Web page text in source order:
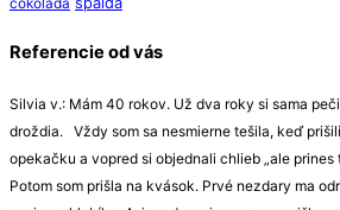
čokoláda
Referencie od vás
Silvia v.: Mám 40 rokov. Už dva roky si sama
droždia. Vždy som sa nesmierne tešila, keď
opekačku a vopred si objednali chlieb „ale prines
Potom som prišla na kvások. Prvé nezdary ma